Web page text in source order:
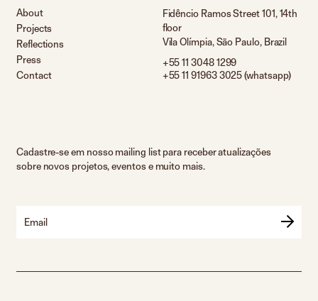
About
Projects
Reflections
Press
Contact
Fidêncio Ramos Street 101, 14th
floor
Vila Olímpia, São Paulo, Brazil
+55 11 3048 1299
+55 11 91963 3025 (whatsapp)
Cadastre-se em nosso mailing list para receber atualizações
sobre novos projetos, eventos e muito mais.
Email